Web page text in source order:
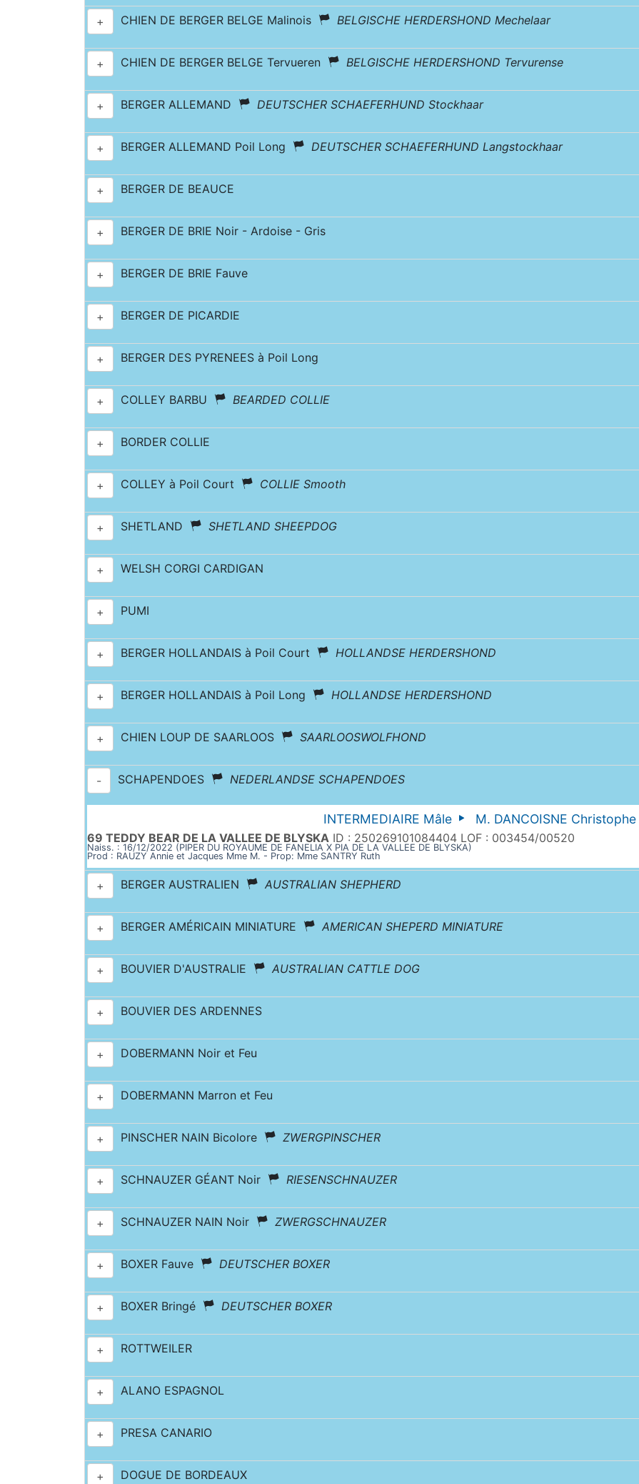
+ CHIEN DE BERGER BELGE Malinois BELGISCHE HERDERSHOND Mechelaar
+ CHIEN DE BERGER BELGE Tervueren BELGISCHE HERDERSHOND Tervurense
+ BERGER ALLEMAND DEUTSCHER SCHAEFERHUND Stockhaar
+ BERGER ALLEMAND Poil Long DEUTSCHER SCHAEFERHUND Langstockhaar
+ BERGER DE BEAUCE
+ BERGER DE BRIE Noir - Ardoise - Gris
+ BERGER DE BRIE Fauve
+ BERGER DE PICARDIE
+ BERGER DES PYRENEES à Poil Long
+ COLLEY BARBU BEARDED COLLIE
+ BORDER COLLIE
+ COLLEY à Poil Court COLLIE Smooth
+ SHETLAND SHETLAND SHEEPDOG
+ WELSH CORGI CARDIGAN
+ PUMI
+ BERGER HOLLANDAIS à Poil Court HOLLANDSE HERDERSHOND
+ BERGER HOLLANDAIS à Poil Long HOLLANDSE HERDERSHOND
+ CHIEN LOUP DE SAARLOOS SAARLOOSWOLFHOND
- SCHAPENDOES NEDERLANDSE SCHAPENDOES
INTERMEDIAIRE Mâle M. DANCOISNE Christophe
69 TEDDY BEAR DE LA VALLEE DE BLYSKA ID : 250269101084404 LOF : 003454/00520
Naiss. : 16/12/2022 (PIPER DU ROYAUME DE FANELIA X PIA DE LA VALLEE DE BLYSKA)
Prod : RAUZY Annie et Jacques Mme M. - Prop: Mme SANTRY Ruth
+ BERGER AUSTRALIEN AUSTRALIAN SHEPHERD
+ BERGER AMÉRICAIN MINIATURE AMERICAN SHEPERD MINIATURE
+ BOUVIER D'AUSTRALIE AUSTRALIAN CATTLE DOG
+ BOUVIER DES ARDENNES
+ DOBERMANN Noir et Feu
+ DOBERMANN Marron et Feu
+ PINSCHER NAIN Bicolore ZWERGPINSCHER
+ SCHNAUZER GÉANT Noir RIESENSCHNAUZER
+ SCHNAUZER NAIN Noir ZWERGSCHNAUZER
+ BOXER Fauve DEUTSCHER BOXER
+ BOXER Bringé DEUTSCHER BOXER
+ ROTTWEILER
+ ALANO ESPAGNOL
+ PRESA CANARIO
+ DOGUE DE BORDEAUX